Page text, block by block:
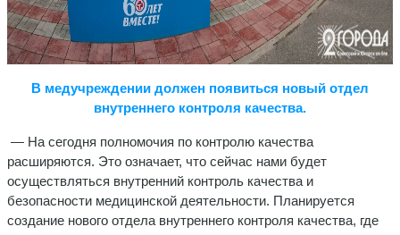
В медучреждении должен появиться новый отдел
внутреннего контроля качества.
— На сегодня полномочия по контролю качества
расширяются. Это означает, что сейчас нами будет
осуществляться внутренний контроль качества и
безопасности медицинской деятельности. Планируется
создание нового отдела внутреннего контроля качества, где